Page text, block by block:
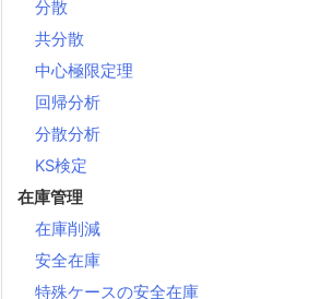
分散
共分散
中心極限定理
回帰分析
分散分析
KS検定
在庫管理
在庫削減
安全在庫
特殊ケースの安全在庫